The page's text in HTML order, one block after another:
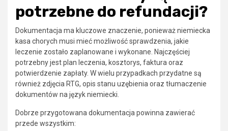
potrzebne do refundacji?
Dokumentacja ma kluczowe znaczenie, ponieważ niemiecka
kasa chorych musi mieć możliwość sprawdzenia, jakie
leczenie zostało zaplanowane i wykonane. Najczęściej
potrzebny jest plan leczenia, kosztorys, faktura oraz
potwierdzenie zapłaty. W wielu przypadkach przydatne są
również zdjęcia RTG, opis stanu uzębienia oraz tłumaczenie
dokumentów na język niemiecki.
Dobrze przygotowana dokumentacja powinna zawierać
przede wszystkim: